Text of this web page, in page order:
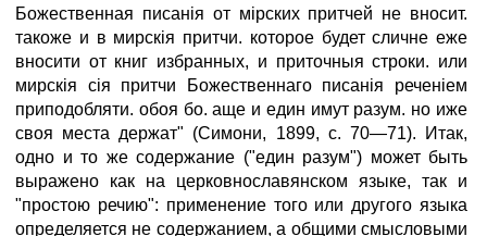
Божественная писанія от мірских притчей не вносит.
такоже и в мирскія притчи. которое будет сличне еже
вносити от книг избранных, и приточныя строки. или
мирскія сія притчи Божественнаго писанія реченіем
приподобляти. обоя бо. аще и един имут разум. но иже
своя места держат" (Симони, 1899, с. 70—71). Итак,
одно и то же содержание ("един разум") может быть
выражено как на церковнославянском языке, так и
"простою речию": применение того или другого языка
определяется не содержанием, а общими смысловыми